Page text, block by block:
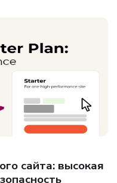
сайта: высокая